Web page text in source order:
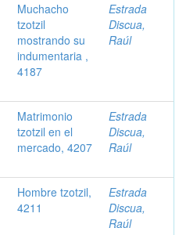
Muchacho
tzotzil
mostrando su
indumentaria ,
4187
Estrada
Discua,
Raúl
Matrimonio
tzotzil en el
mercado, 4207
Estrada
Discua,
Raúl
Hombre tzotzil,
4211
Estrada
Discua,
Raúl